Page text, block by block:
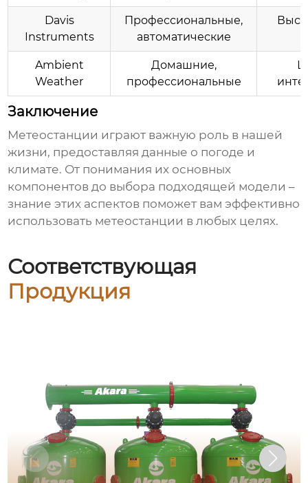
Davis
Instruments
Профессиональные,
автоматические
Ambient
Weather
Домашние,
профессиональные
Заключение
Метеостанции играют важную роль в нашей
жизни, предоставляя данные о погоде и
климате. От понимания их основных
компонентов до выбора подходящей модели –
знание этих аспектов поможет вам эффективно
использовать метеостанции в любых целях.
Соответствующая
Продукция